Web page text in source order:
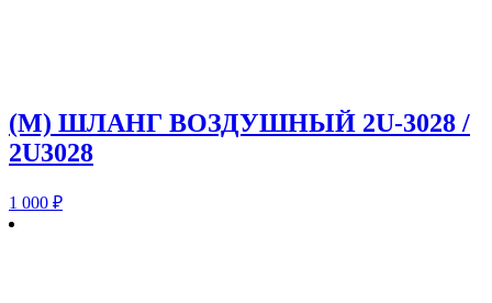
(M) ШЛАНГ ВОЗДУШНЫЙ 2U-3028 /
2U3028
1 000 ₽